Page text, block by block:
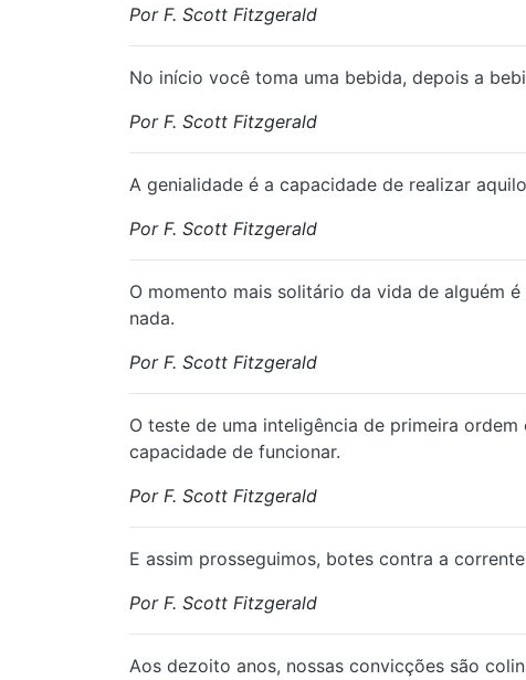
Por F. Scott Fitzgerald
No início você toma uma bebida, depois a
Por F. Scott Fitzgerald
A genialidade é a capacidade de realizar
Por F. Scott Fitzgerald
O momento mais solitário da vida de alguém
nada.
Por F. Scott Fitzgerald
O teste de uma inteligência de primeira
capacidade de funcionar.
Por F. Scott Fitzgerald
E assim prosseguimos, botes contra a
Por F. Scott Fitzgerald
Aos dezoito anos, nossas convicções são